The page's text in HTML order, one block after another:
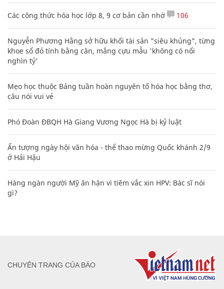
Các công thức hóa học lớp 8, 9 cơ bản cần nhớ 106
Nguyễn Phương Hằng sở hữu khối tài sản "siêu khủng", từng
khoe sổ đỏ tính bằng cân, mắng cựu mẫu 'không có nổi
nghìn tỷ'
Mẹo học thuộc Bảng tuần hoàn nguyên tố hóa học bằng thơ,
câu nói vui vẻ
Phó Đoàn ĐBQH Hà Giang Vương Ngọc Hà bị kỷ luật
Ấn tượng ngày hội văn hóa - thể thao mừng Quốc khánh 2/9
ở Hải Hậu
Hàng ngàn người Mỹ ân hận vì tiêm vắc xin HPV: Bác sĩ nói
gì?
CHUYÊN TRANG CỦA BÁO